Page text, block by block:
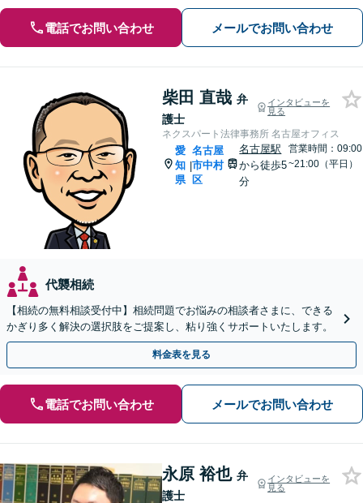
電話でお問い合わせ メールでお問い合わせ
柴田 直哉 弁
護士
インタビューを
見る
ネクスパート法律事務所 名古屋オフィス
愛
知
県
|
名古屋
市中村
区
名古屋駅
から徒歩5
分
営業時間：09:00
~21:00（平日）
代襲相続
【相続の無料相談受付中】相続問題でお悩みの相談者さまに、できる
かぎり多く解決の選択肢をご提案し、粘り強くサポートいたします。
料金表を見る
電話でお問い合わせ メールでお問い合わせ
永原 裕也 弁
護士
インタビューを
見る